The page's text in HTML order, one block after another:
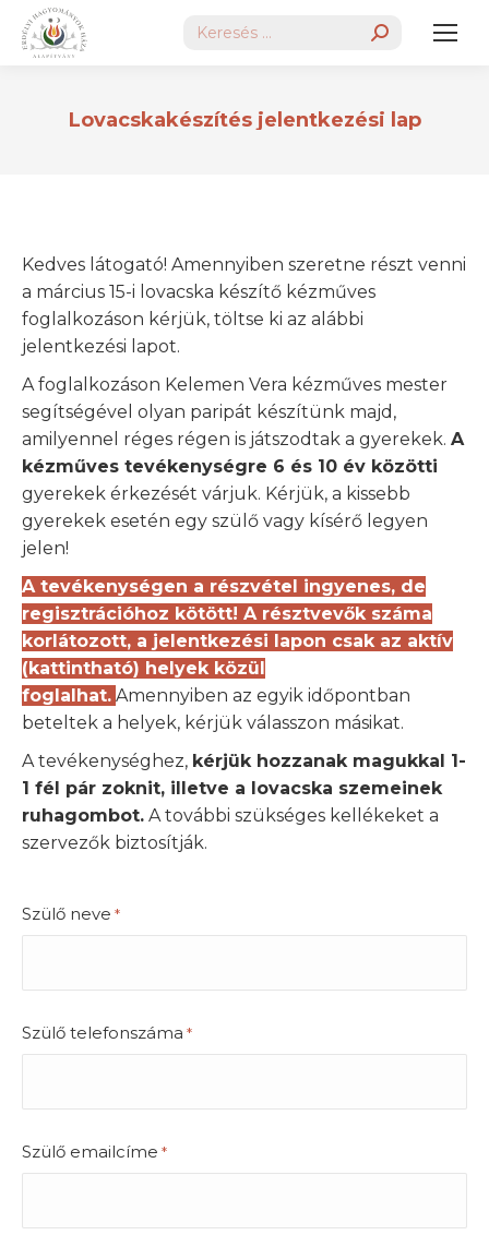
Search:
Lovacskakészítés jelentkezési lap
Kedves látogató! Amennyiben szeretne részt venni
a március 15-i lovacska készítő kézműves
foglalkozáson kérjük, töltse ki az alábbi
jelentkezési lapot.
A foglalkozáson Kelemen Vera kézműves mester
segítségével olyan paripát készítünk majd,
amilyennel réges régen is játszodtak a gyerekek. A
kézműves tevékenységre 6 és 10 év közötti
gyerekek érkezését várjuk. Kérjük, a kissebb
gyerekek esetén egy szülő vagy kísérő legyen
jelen!
A tevékenységen a részvétel ingyenes, de
regisztrációhoz kötött! A résztvevők száma
korlátozott, a jelentkezési lapon csak az aktív
(kattintható) helyek közül
foglalhat. Amennyiben az egyik időpontban
beteltek a helyek, kérjük válasszon másikat.
A tevékenységhez, kérjük hozzanak magukkal 1-
1 fél pár zoknit, illetve a lovacska szemeinek
ruhagombot. A további szükséges kellékeket a
szervezők biztosítják.
Szülő neve *
Szülő telefonszáma *
Szülő emailcíme *